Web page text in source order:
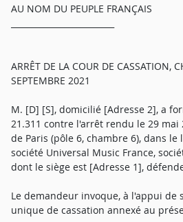
AU NOM DU PEUPLE FRANÇAIS
ARRÊT DE LA COUR DE CASSATION,
SEPTEMBRE 2021
M. [D] [S], domicilié [Adresse 2], a
21.311 contre l'arrêt rendu le 29
de Paris (pôle 6, chambre 6), dans
société Universal Music France,
dont le siège est [Adresse 1],
Le demandeur invoque, à l'appui de
unique de cassation annexé au